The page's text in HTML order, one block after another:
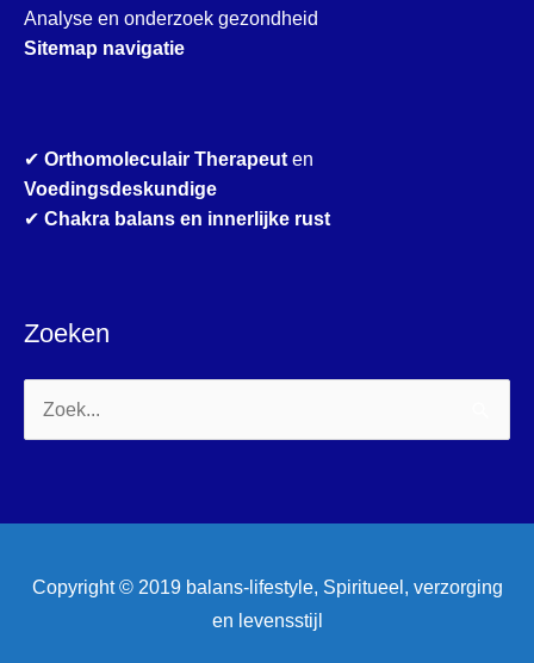
Analyse en onderzoek gezondheid
Sitemap navigatie
✔ Orthomoleculair Therapeut en
Voedingsdeskundige
✔ Chakra balans en innerlijke rust
Zoeken
Zoek
naar:
Copyright © 2019 balans-lifestyle, Spiritueel, verzorging
en levensstijl